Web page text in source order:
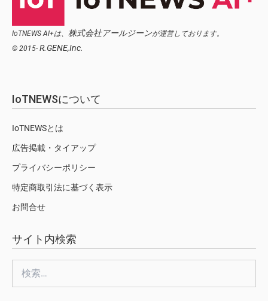
IoTNEWS AI+は、 株式会社アールジーンが運営しております。
© 2015- R.GENE,Inc.
IoTNEWSについて
IoTNEWSとは
広告掲載・タイアップ
プライバシーポリシー
特定商取引法に基づく表示
お問合せ
サイト内検索
索: